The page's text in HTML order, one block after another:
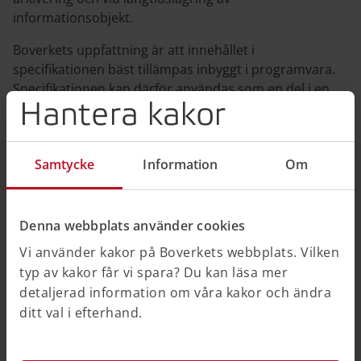
Hantera kakor
Samtycke Information Om
Denna webbplats använder cookies
Vi använder kakor på Boverkets webbplats. Vilken
typ av kakor får vi spara? Du kan läsa mer
detaljerad information om våra kakor och ändra
ditt val i efterhand.
informationsobjekt.
Boverkets uppfattning är att innehållet i
specifikationen bäst tillämpas inbyggt i programvara.
Specifikationen kan därför användas som en del i en
kravspecifikation vid upphandling av verksamhetsstöd.
Som stöd finns även XML-filer som exempel av hur ett
tillägg av tekniska bevarandemetadata till övrig
Övergripande kan ett arkivpaket för till exempel en
detaljplan utformas utifrån modellen nedan: